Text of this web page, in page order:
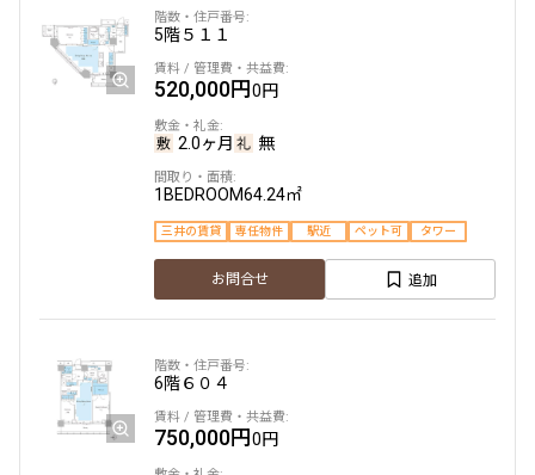
5階５１１
520,000円0円
2.0ヶ月 無
1BEDROOM64.24㎡
三井の賃貸 専任物件 駅近 ペット可 タワー
お問合せ 追加
6階６０４
750,000円0円